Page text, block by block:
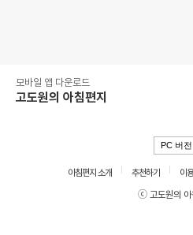
모바일 앱 다운로드
고도원의 아침편지
PC 버전
아침편지 소개 추천하기 이
ⓒ 고도원의 아